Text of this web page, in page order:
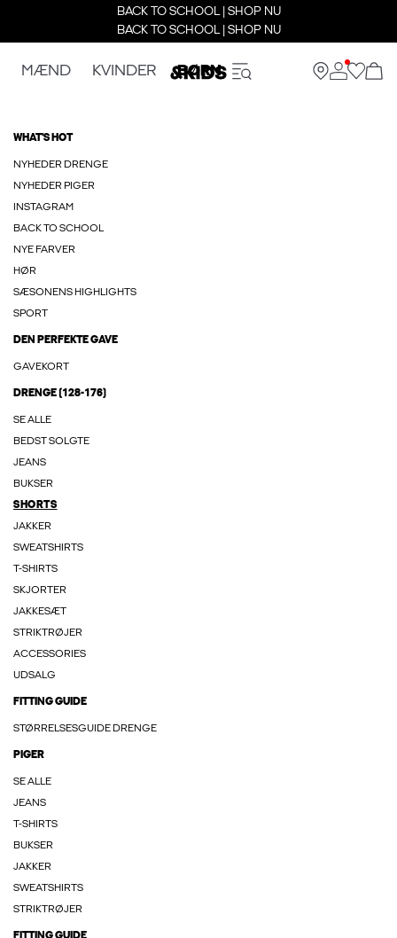
BACK TO SCHOOL | SHOP NU
BACK TO SCHOOL | SHOP NU
MÆND KVINDER BØRN
WHAT'S HOT
NYHEDER DRENGE
NYHEDER PIGER
INSTAGRAM
BACK TO SCHOOL
NYE FARVER
HØR
SÆSONENS HIGHLIGHTS
SPORT
DEN PERFEKTE GAVE
GAVEKORT
DRENGE (128-176)
SE ALLE
BEDST SOLGTE
JEANS
BUKSER
SHORTS
JAKKER
SWEATSHIRTS
T-SHIRTS
SKJORTER
JAKKESÆT
STRIKTRØJER
ACCESSORIES
UDSALG
FITTING GUIDE
STØRRELSESGUIDE DRENGE
PIGER
SE ALLE
JEANS
T-SHIRTS
BUKSER
JAKKER
SWEATSHIRTS
STRIKTRØJER